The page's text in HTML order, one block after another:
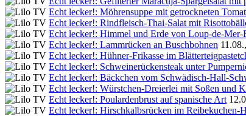
Echt lecker!: Möhrensuppe mit getrockneten
Echt lecker!: Rindfleisch-Thai-Salat mit
Echt lecker!: Himmel und Erde von Loup-de-Mer-
Echt lecker!: Lammrücken an Buschbohnen
Echt lecker!: Hühner-Frikasse im
Echt lecker!: Schweinerückensteak unter
Echt lecker!: Bäckchen vom Schwädisch-Hall-
Echt lecker!: Würstchen-Dreierlei mit Soßen und
Echt lecker!: Poulardenbrust auf spanische Art
Echt lecker!: Hirschkalbsrücken im Reibekuchen-